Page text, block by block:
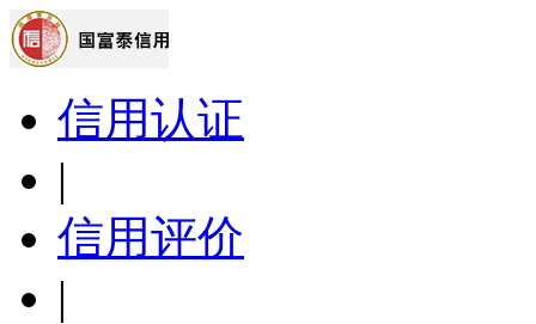
信用认证
|
信用评价
|